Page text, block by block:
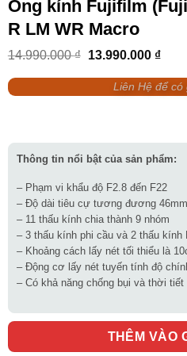
Ống kính Fujifilm
R LM WR Macro
14.990.000₫
Giá
là:
14.990.000 ₫.
13.990.000 ₫Giá
tại
là:
Liên Hệ để có
Thông tin nổi bật của sản phẩm:
– Phạm vi khẩu độ F2.8 đến F22
– Độ dài tiêu cự tương đương
– 11 thấu kính chia thành 9 nhóm
– 3 thấu kính phi cầu và 2 thấu kính
– Khoảng cách lấy nét tối thiểu là
– Động cơ lấy nét tuyến tính độ
– Có khả năng chống bụi và thời tiết
THÊM VÀO